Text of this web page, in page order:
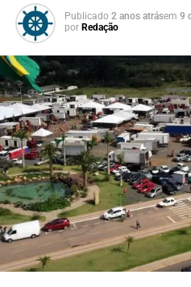
Publicado 2 anos atrásem 9
por Redação